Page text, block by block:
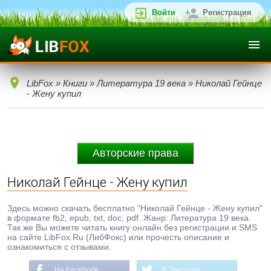
Войти Регистрация
LibFox » Книги » Литература 19 века » Николай Гейнце
- Жену купил
Авторские права
Николай Гейнце - Жену купил
Здесь можно скачать бесплатно "Николай Гейнце - Жену купил"
в формате fb2, epub, txt, doc, pdf. Жанр: Литература 19 века.
Так же Вы можете читать книгу онлайн без регистрации и SMS
на сайте LibFox.Ru (ЛибФокс) или прочесть описание и
ознакомиться с отзывами.